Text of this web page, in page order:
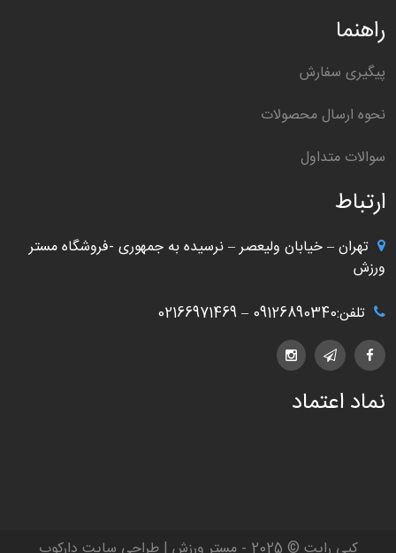
راهنما
پیگیری سفارش
نحوه ارسال محصولات
سوالات متداول
ارتباط
تهران – خیابان ولیعصر – نرسیده به جمهوری -فروشگاه مستر
ورزش
تلفن:09126890340 – 02166971469
نماد اعتماد